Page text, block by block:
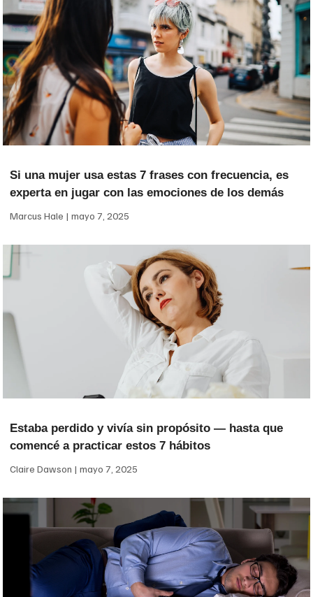
Si una mujer usa estas 7 frases con frecuencia, es
experta en jugar con las emociones de los demás
Marcus Hale mayo 7, 2025
Estaba perdido y vivía sin propósito — hasta que
comencé a practicar estos 7 hábitos
Claire Dawson mayo 7, 2025